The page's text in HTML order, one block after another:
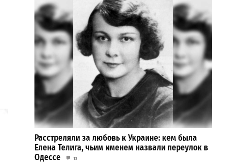
Расстреляли за любовь к Украине: кем была
Елена Телига, чьим именем назвали переулок в
Одессе
13